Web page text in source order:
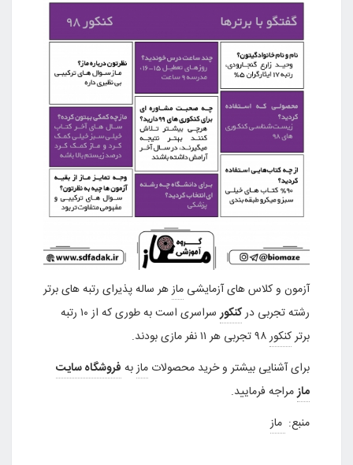
آزمون و کلاس های آزمایشی مازهر ساله پذیرای رتبه های برتر
رشته تجربی درکنکور
سراسری است به طوری که از ۱۰ رتبه
برترکنکور
برای آشنایی بیشتر و خرید محصولات مازبه فروشگاه سایت
مازمراجه فرمایید.
منبع: ماز